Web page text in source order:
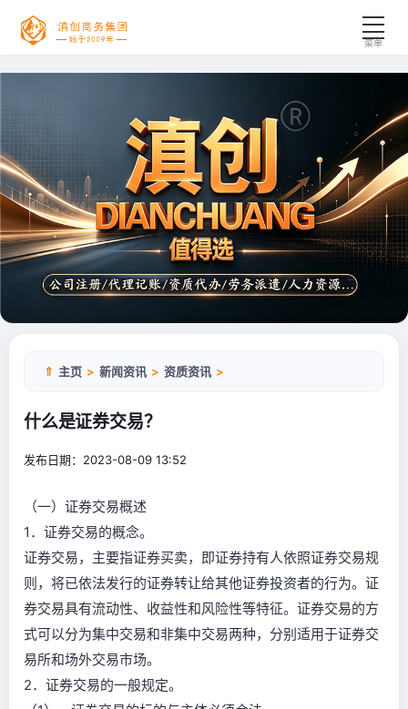
菜单
资质许可
企业综合
新闻资讯
⇑ 主页 > 新闻资讯 > 资质资讯 >
什么是证券交易？
发布日期：2023-08-09 13:52
（一）证券交易概述
1．证券交易的概念。
证券交易，主要指证券买卖，即证券持有人依照证券交易规
则，将已依法发行的证券转让给其他证券投资者的行为。证
券交易具有流动性、收益性和风险性等特征。证券交易的方
式可以分为集中交易和非集中交易两种，分别适用于证券交
易所和场外交易市场。
2．证券交易的一般规定。